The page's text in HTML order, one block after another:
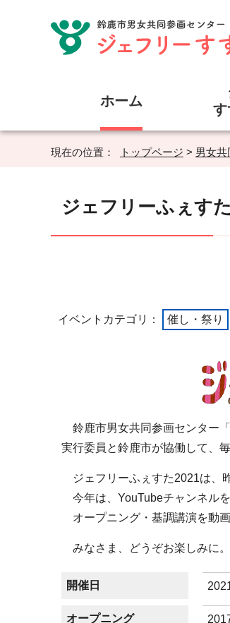
ホーム
す
現在の位置： トップページ > 男女共
ジェフリーふぇす
イベントカテゴリ： 催し・祭り
鈴鹿市男女共同参画センター
実行委員と鈴鹿市が協働して、
ジェフリーふぇすた2021は、
今年は、YouTubeチャンネル
オープニング・基調講演を動画
みなさま、どうぞお楽しみに。
開催日
オープニング